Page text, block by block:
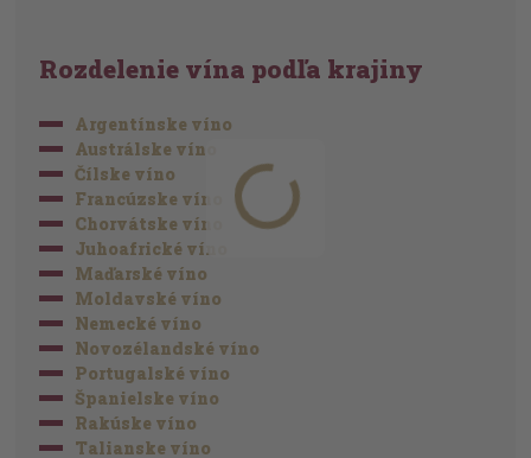
Rozdelenie vína podľa krajiny
Argentínske víno
Austrálske víno
Čílske víno
Francúzske víno
Chorvátske víno
Juhoafrické víno
Maďarské víno
Moldavské víno
Nemecké víno
Novozélandské víno
Portugalské víno
Španielske víno
Rakúske víno
Talianske víno